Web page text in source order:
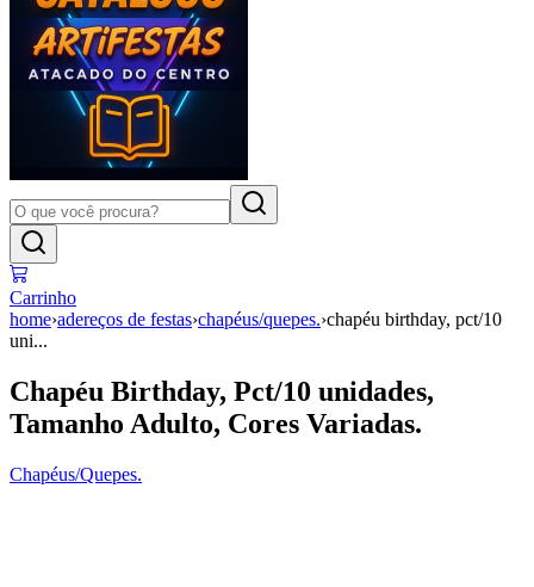
Carrinho
home›adereços de festas›chapéus/quepes.›chapéu birthday, pct/10
uni...
Chapéu Birthday, Pct/10 unidades,
Tamanho Adulto, Cores Variadas.
Chapéus/Quepes.